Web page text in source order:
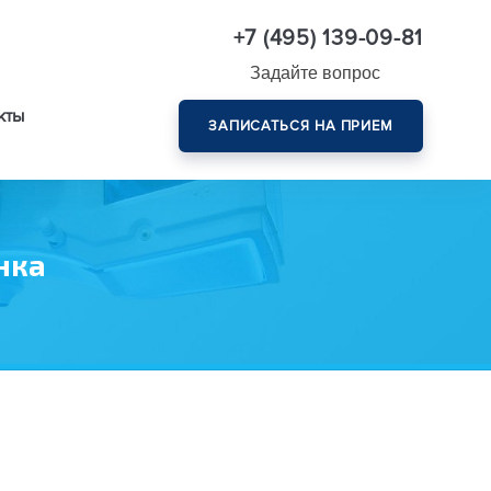
+7 (495) 139-09-81
Задайте вопрос
ЗАПИСАТЬСЯ НА ПРИЕМ